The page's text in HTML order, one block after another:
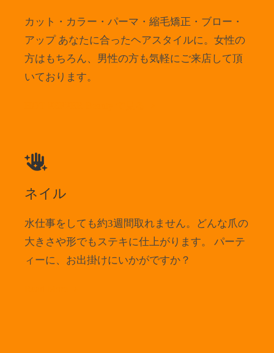
カット・カラー・パーマ・縮毛矯正・ブロー・
アップ あなたに合ったヘアスタイルに。女性の
方はもちろん、男性の方も気軽にご来店して頂
いております。
ネイル
水仕事をしても約3週間取れません。どんな爪の
大きさや形でもステキに仕上がります。 パーテ
ィーに、お出掛けにいかがですか？